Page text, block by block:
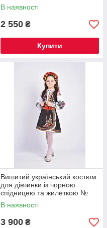
В наявності
2 550 ₴
Купити
Вишитий український костюм
для дівчинки із чорною
спідницею та жилеткою №
0036 (122-146см.)
В наявності
3 900 ₴